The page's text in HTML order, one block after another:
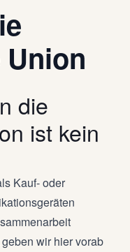
die
ist kein
Kauf- oder
wir hier vorab